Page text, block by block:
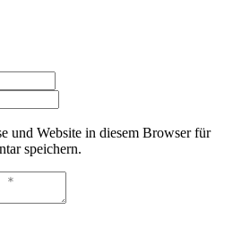
und Website in diesem Browser für
speichern.